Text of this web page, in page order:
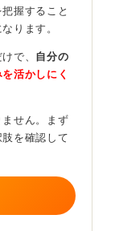
て思考した
業にとって
う
発信する
ダー経験を
定など数値
握すること
ります。
で、 自分の
活かしにく
せん。まず
を確認して